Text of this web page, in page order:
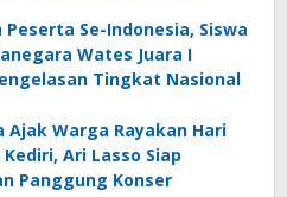
Peserta Se-Indonesia, Siswa
Wates Juara I
Tingkat Nasional
Ajak Warga Rayakan Hari
Kediri, Ari Lasso Siap
Panggung Konser